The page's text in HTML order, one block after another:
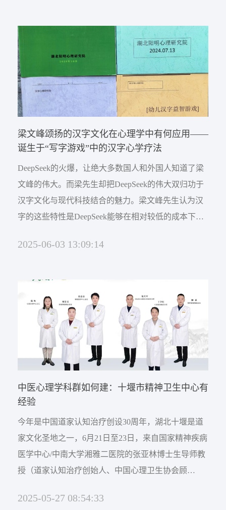
梁文峰颂扬的汉字文化在心理学中有何应用——
诞生于“写字游戏”中的汉字心学疗法
DeepSeek的火爆，让绝大多数国人和外国人知道了梁
文峰的伟大。而梁先生却把DeepSeek的伟大双归功于
汉字文化与现代科技结合的魅力。梁文峰先生认为汉
字的这些特性是DeepSeek能够在相对较低的成本下实
出 “任何技术突破背后都藏着汉字文化的伟大” 这一结
的相关课题研究（前排右二是笔者）其实早在上世纪
的90年代，安子介先生（历任第六、七届...
2025-06-03 13:09:14
中医心理学科群如何建：十堰市精神卫生中心有
经验
今年是中国道家认知治疗创设30周年，湖北十堰是道
家文化圣地之一，6月21日至23日，来自国家精神疾病
医学中心/中南大学湘雅二医院的张亚林博士生导师教
授（道家认知治疗创始人、中国心理卫生协会顾
理治疗与心理咨询专业委员会副主任委员），以及来
2025-05-27 08:54:33